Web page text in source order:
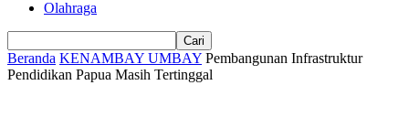
Olahraga
Beranda KENAMBAY UMBAY Pembangunan Infrastruktur
Pendidikan Papua Masih Tertinggal